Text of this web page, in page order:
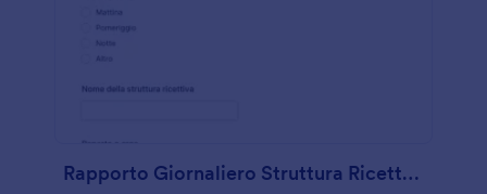
Rapporto Giornaliero Struttura Ricettiva